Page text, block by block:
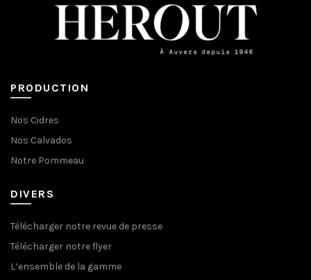
PRODUCTION
Nos Cidres
Nos Calvados
Notre Pommeau
DIVERS
Télécharger notre revue de presse
Télécharger notre flyer
L’ensemble de la gamme